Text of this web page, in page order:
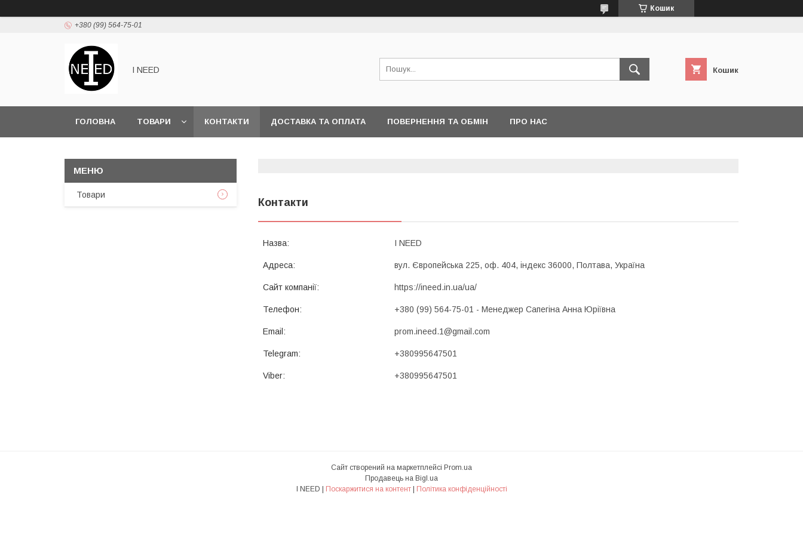
Кошик
+380 (99) 564-75-01
I NEED Кошик
ГОЛОВНА ТОВАРИ КОНТАКТИ ДОСТАВКА ТА ОПЛАТА ПОВЕРНЕННЯ ТА ОБМІН ПРО НАС
Контакти
I NEED
вул. Європейська 225, оф. 404, індекс 36000, Полтава, Україна
https://ineed.in.ua/ua/
+380 (99) 564-75-01 Менеджер Сапегіна Анна Юріївна
prom.ineed.1@gmail.com
+380995647501
+380995647501
Товари
Сайт створений на маркетплейсі Prom.ua
Продавець на Bigl.ua
Поскаржитися на контент Політика конфіденційності